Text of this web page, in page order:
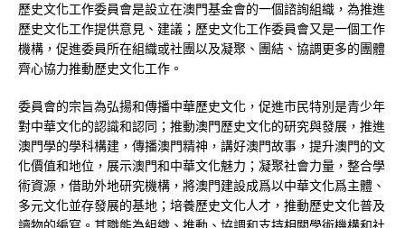
歷史文化工作委員會是設立在澳門基金會的一個諮詢組織，為推進
歷史文化工作提供意見、建議；歷史文化工作委員會又是一個工作
機構，促進委員所在組織或社團以及凝聚、團結、協調更多的團體
齊心協力推動歷史文化工作。
委員會的宗旨為弘揚和傳播中華歷史文化，促進市民特別是青少年
對中華文化的認識和認同；推動澳門歷史文化的研究與發展，推進
澳門學的學科構建，傳播澳門精神，講好澳門故事，提升澳門的文
化價值和地位，展示澳門和中華文化魅力；凝聚社會力量，整合學
術資源，借助外地研究機構，將澳門建設成爲以中華文化爲主體、
多元文化並存發展的基地；培養歷史文化人才，推動歷史文化普及